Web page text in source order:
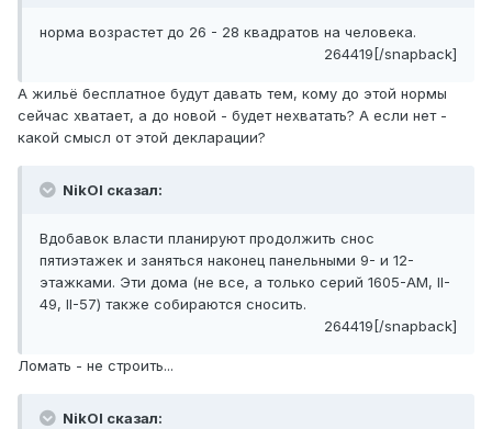
норма возрастет до 26 - 28 квадратов на человека.
264419[/snapback]
А жильё бесплатное будут давать тем, кому до этой нормы
сейчас хватает, а до новой - будет нехватать? А если нет -
какой смысл от этой декларации?
NikOl сказал:
Вдобавок власти планируют продолжить снос
пятиэтажек и заняться наконец панельными 9- и 12-
этажками. Эти дома (не все, а только серий 1605-АМ, II-
49, II-57) также собираются сносить.
264419[/snapback]
Ломать - не строить...
NikOl сказал: